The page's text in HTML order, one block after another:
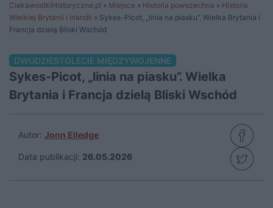
CiekawostkiHistoryczne.pl » Miejsce » Historia powszechna » Historia
Wielkiej Brytanii i Irlandii » Sykes-Picot, „linia na piasku”. Wielka Brytania i
Francja dzielą Bliski Wschód
DWUDZIESTOLECIE MIĘDZYWOJENNE
Sykes-Picot, „linia na piasku”. Wielka
Brytania i Francja dzielą Bliski Wschód
Autor: Jonn Elledge
Data publikacji: 26.05.2026